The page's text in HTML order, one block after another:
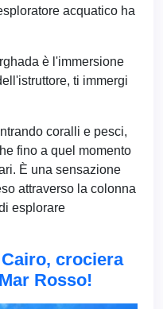
acquatico ha
è l'immersione
ti immergi
coralli e pesci,
fino a quel momento
È una sensazione
attraverso la colonna
esplorare
crociera
Rosso!